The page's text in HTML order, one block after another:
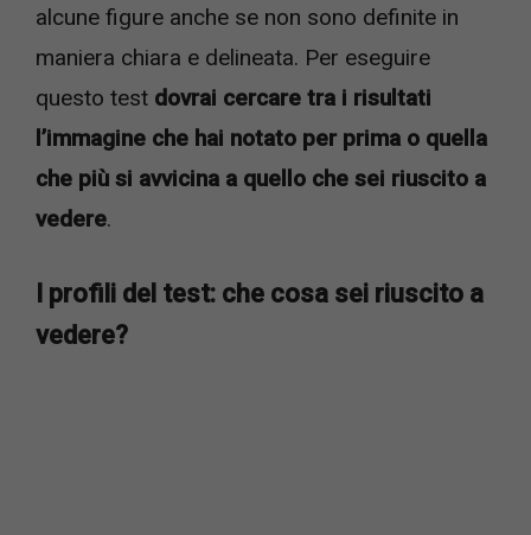
alcune figure anche se non sono definite in
maniera chiara e delineata. Per eseguire
questo test dovrai cercare tra i risultati
l’immagine che hai notato per prima o quella
che più si avvicina a quello che sei riuscito a
vedere.
I profili del test: che cosa sei riuscito a
vedere?